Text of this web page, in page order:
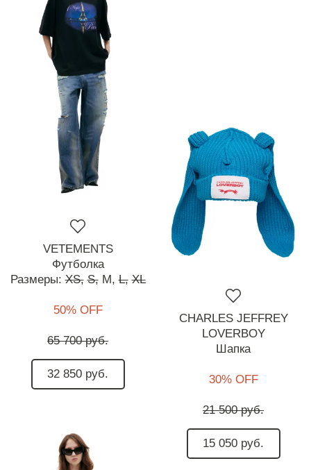
VETEMENTS
Футболка
Размеры:XS, S, M, L, XL
50% OFF
65 700 руб.
32 850 руб.
CHARLES JEFFREY
LOVERBOY
Шапка
30% OFF
21 500 руб.
15 050 руб.